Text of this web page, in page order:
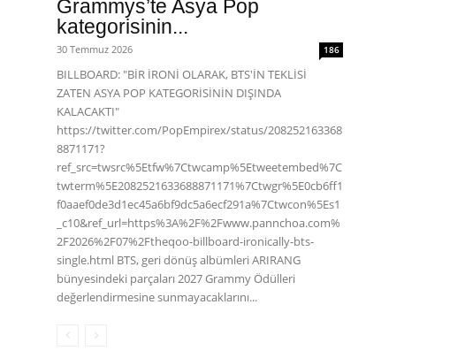
Grammys’te Asya Pop
kategorisinin...
30 Temmuz 2026 186
BILLBOARD: "BİR İRONİ OLARAK, BTS'İN TEKLİSİ
ZATEN ASYA POP KATEGORİSİNİN DIŞINDA
KALACAKTI"
https://twitter.com/PopEmpirex/status/208252163368
8871171?
ref_src=twsrc%5Etfw%7Ctwcamp%5Etweetembed%7C
twterm%5E2082521633688871171%7Ctwgr%5E0cb6ff1
f0aaef0de3d1ec45a6bf9dc5a6ecf291a%7Ctwcon%5Es1
_c10&ref_url=https%3A%2F%2Fwww.pannchoa.com%
2F2026%2F07%2Ftheqoo-billboard-ironically-bts-
single.html BTS, geri dönüş albümleri ARIRANG
bünyesindeki parçaları 2027 Grammy Ödülleri
değerlendirmesine sunmayacaklarını...